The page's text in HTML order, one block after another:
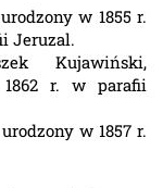
urodzony w 1855 r.
Jeruzal.
Kujawiński,
r. w parafii
urodzony w 1857 r.